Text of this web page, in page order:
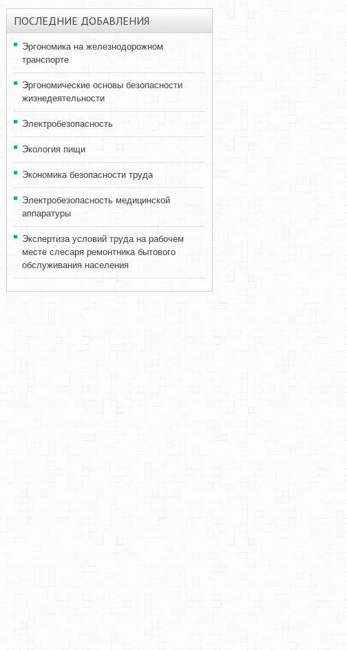
ПОСЛЕДНИЕ ДОБАВЛЕНИЯ
Эргономика на железнодорожном
транспорте
Эргономические основы безопасности
жизнедеятельности
Электробезопасность
Экология пищи
Экономика безопасности труда
Электробезопасность медицинской
аппаратуры
Экспертиза условий труда на рабочем
месте слесаря ремонтника бытового
обслуживания населения